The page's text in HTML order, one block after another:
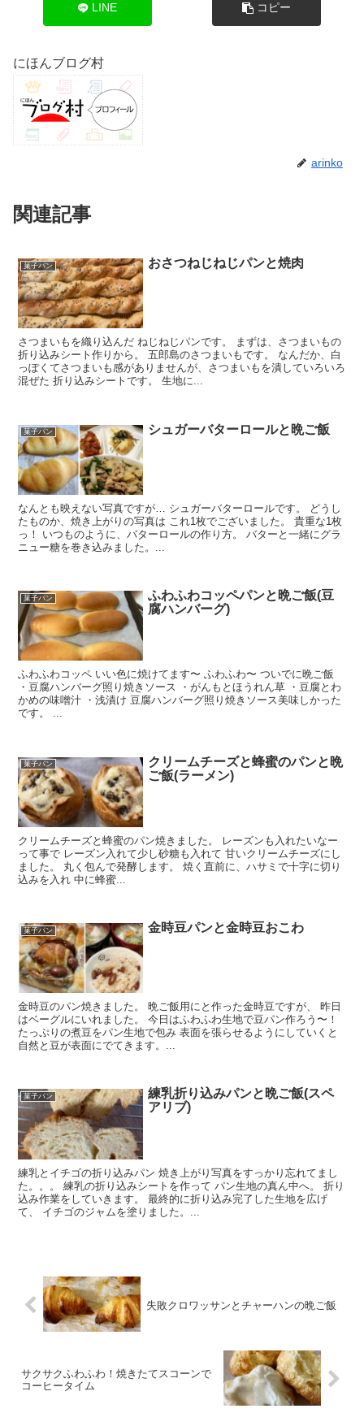
LINE コピー
にほんブログ村
arinko
関連記事
菓子パン おさつねじねじパンと焼肉
さつまいもを織り込んだ ねじねじパンです。 まずは、さつまいもの
折り込みシート作りから。 五郎島のさつまいもです。 なんだか、白
っぽくてさつまいも感がありませんが、さつまいもを潰していろいろ
混ぜた 折り込みシートです。 生地に...
菓子パン シュガーバターロールと晩ご飯
なんとも映えない写真ですが… シュガーバターロールです。 どうし
たものか、焼き上がりの写真は これ1枚でございました。 貴重な1枚
っ！ いつものように、バターロールの作り方。 バターと一緒にグラ
ニュー糖を巻き込みました。...
菓子パン
ふわふわコッペパンと晩ご飯(豆
腐ハンバーグ)
ふわふわコッペ いい色に焼けてます〜 ふわふわ〜 ついでに晩ご飯
・豆腐ハンバーグ照り焼きソース ・がんもとほうれん草 ・豆腐とわ
かめの味噌汁 ・浅漬け 豆腐ハンバーグ照り焼きソース美味しかった
です。 ...
菓子パン
クリームチーズと蜂蜜のパンと晩
ご飯(ラーメン)
クリームチーズと蜂蜜のパン焼きました。 レーズンも入れたいなー
って事で レーズン入れて少し砂糖も入れて 甘いクリームチーズにし
ました。 丸く包んで発酵します。 焼く直前に、ハサミで十字に切り
込みを入れ 中に蜂蜜...
菓子パン 金時豆パンと金時豆おこわ
金時豆のパン焼きました。 晩ご飯用にと作った金時豆ですが、 昨日
はベーグルにいれました。 今日はふわふわ生地で豆パン作ろう〜！
たっぷりの煮豆をパン生地で包み 表面を張らせるようにしていくと
自然と豆が表面にでてきます。...
菓子パン
練乳折り込みパンと晩ご飯(スペ
アリブ)
練乳とイチゴの折り込みパン 焼き上がり写真をすっかり忘れてまし
た。。。 練乳の折り込みシートを作って パン生地の真ん中へ。 折り
込み作業をしていきます。 最終的に折り込み完了した生地を広げ
て、 イチゴのジャムを塗りました。...
失敗クロワッサンとチャーハンの晩ご飯
サクサクふわふわ！焼きたてスコーンで
コーヒータイム